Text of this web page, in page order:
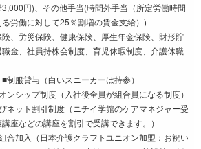
円)、その他手当(時間外手当（所定労働時間
る労働に対して25％割増の賃金支給）)
険、労災保険、健康保険、厚生年金保険、財形貯
金、社員持株会制度、育児休暇制度、介護休職
制服貸与（白いスニーカーは持参）
ンシップ制度（入社後全員が組合員になる制度）
ネット割引制度（ニチイ学館のケアマネジャー受
座などの講座を割引で受講できます。）
合加入（日本介護クラフトユニオン加盟：お祝い